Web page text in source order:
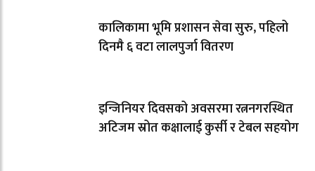
कालिकामा भूमि प्रशासन सेवा सुरु, पहिलो
दिनमै ६ वटा लालपुर्जा वितरण
इन्जिनियर दिवसको अवसरमा रत्ननगरस्थित
अटिजम स्रोत कक्षालाई कुर्सी र टेबल सहयोग